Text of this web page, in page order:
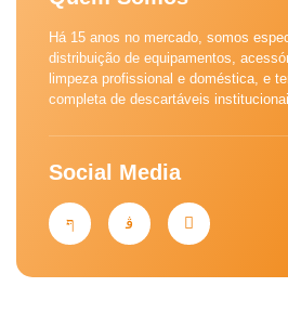
Há 15 anos no mercado, somos
distribuição de equipamentos,
limpeza profissional e doméstica, e
completa de descartáveis
Social Media